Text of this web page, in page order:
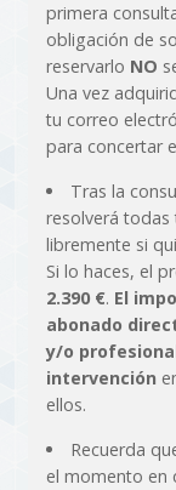
primera
obligación de
reservarlo NO
Una vez
tu correo
para concertar
Tras la
resolverá
libremente si
Si lo haces, el
2.390 €. El
abonado
y/o
intervención
ellos.
Recuerda
el momento en